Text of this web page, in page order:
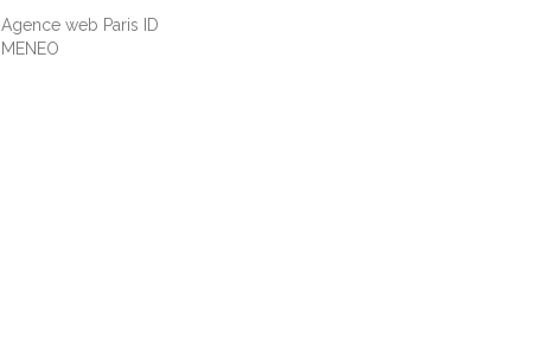
Agence web Paris ID
MENEO